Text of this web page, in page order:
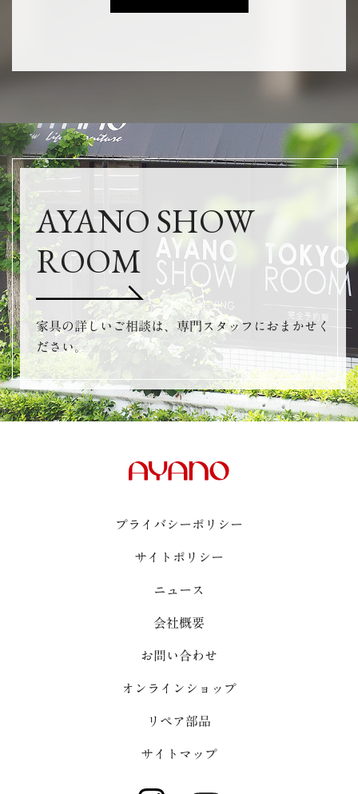
AYANO SHOW
ROOM
家具の詳しいご相談は、専門スタッフにおまかせく
ださい。
プライバシーポリシー
サイトポリシー
ニュース
会社概要
お問い合わせ
オンラインショップ
リペア部品
サイトマップ